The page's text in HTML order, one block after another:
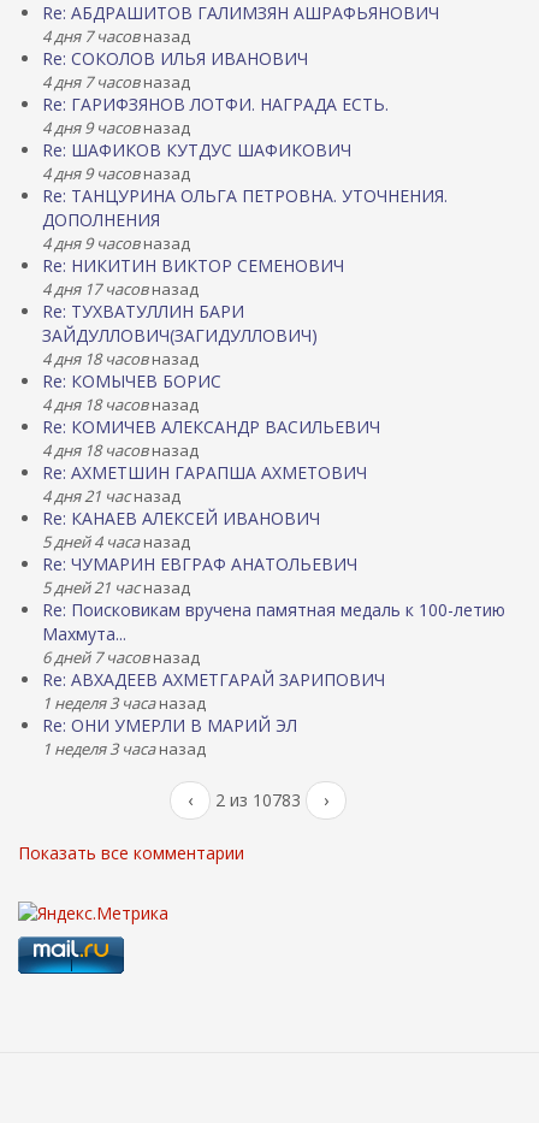
Re: АБДРАШИТОВ ГАЛИМЗЯН АШРАФЬЯНОВИЧ
4 дня 7 часовназад
Re: СОКОЛОВ ИЛЬЯ ИВАНОВИЧ
4 дня 7 часовназад
Re: ГАРИФЗЯНОВ ЛОТФИ. НАГРАДА ЕСТЬ.
4 дня 9 часовназад
Re: ШАФИКОВ КУТДУС ШАФИКОВИЧ
4 дня 9 часовназад
Re: ТАНЦУРИНА ОЛЬГА ПЕТРОВНА. УТОЧНЕНИЯ.
ДОПОЛНЕНИЯ
4 дня 9 часовназад
Re: НИКИТИН ВИКТОР СЕМЕНОВИЧ
4 дня 17 часовназад
Re: ТУХВАТУЛЛИН БАРИ
ЗАЙДУЛЛОВИЧ(ЗАГИДУЛЛОВИЧ)
4 дня 18 часовназад
Re: КОМЫЧЕВ БОРИС
4 дня 18 часовназад
Re: КОМИЧЕВ АЛЕКСАНДР ВАСИЛЬЕВИЧ
4 дня 18 часовназад
Re: АХМЕТШИН ГАРАПША АХМЕТОВИЧ
4 дня 21 часназад
Re: КАНАЕВ АЛЕКСЕЙ ИВАНОВИЧ
5 дней 4 часаназад
Re: ЧУМАРИН ЕВГРАФ АНАТОЛЬЕВИЧ
5 дней 21 часназад
Re: Поисковикам вручена памятная медаль к 100-летию
Махмута...
6 дней 7 часовназад
Re: АВХАДЕЕВ АХМЕТГАРАЙ ЗАРИПОВИЧ
1 неделя 3 часаназад
Re: ОНИ УМЕРЛИ В МАРИЙ ЭЛ
1 неделя 3 часаназад
‹ 2 из 10783 ›
Показать все комментарии